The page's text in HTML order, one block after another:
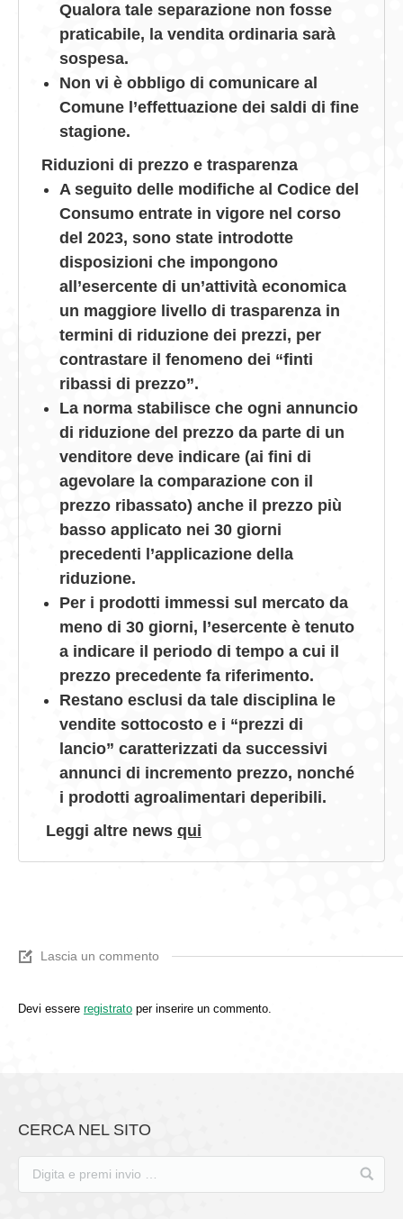
Qualora tale separazione non fosse
praticabile, la vendita ordinaria sarà
sospesa.
Non vi è obbligo di comunicare al
Comune l’effettuazione dei saldi di fine
stagione.
Riduzioni di prezzo e trasparenza
A seguito delle modifiche al Codice del
Consumo entrate in vigore nel corso
del 2023, sono state introdotte
disposizioni che impongono
all’esercente di un’attività economica
un maggiore livello di trasparenza in
termini di riduzione dei prezzi, per
contrastare il fenomeno dei “finti
ribassi di prezzo”.
La norma stabilisce che ogni annuncio
di riduzione del prezzo da parte di un
venditore deve indicare (ai fini di
agevolare la comparazione con il
prezzo ribassato) anche il prezzo più
basso applicato nei 30 giorni
precedenti l’applicazione della
riduzione.
Per i prodotti immessi sul mercato da
meno di 30 giorni, l’esercente è tenuto
a indicare il periodo di tempo a cui il
prezzo precedente fa riferimento.
Restano esclusi da tale disciplina le
vendite sottocosto e i “prezzi di
lancio” caratterizzati da successivi
annunci di incremento prezzo, nonché
i prodotti agroalimentari deperibili.
Leggi altre news qui
Lascia un commento
Devi essere registrato per inserire un commento.
CERCA NEL SITO